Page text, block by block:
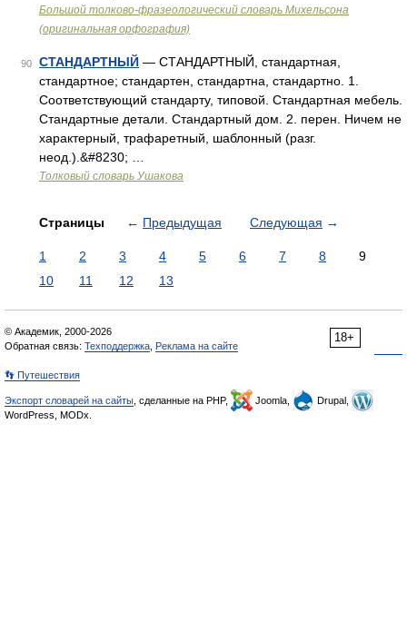
Большой толково-фразеологический словарь Михельсона
(оригинальная орфография)
90 СТАНДАРТНЫЙ — СТАНДАРТНЫЙ, стандартная,
стандартное; стандартен, стандартна, стандартно. 1.
Соответствующий стандарту, типовой. Стандартная мебель.
Стандартные детали. Стандартный дом. 2. перен. Ничем не
характерный, трафаретный, шаблонный (разг.
неод.).&#8230; …
Толковый словарь Ушакова
Страницы ← Предыдущая Следующая →
1 2 3 4 5 6 7 8
9
10
11 12 13
18+
© Академик, 2000-2026
Обратная связь: Техподдержка Реклама на сайте
👣 Путешествия
Экспорт словарей на сайты , сделанные на PHP, Joomla,
Drupal,
WordPress, MODx.